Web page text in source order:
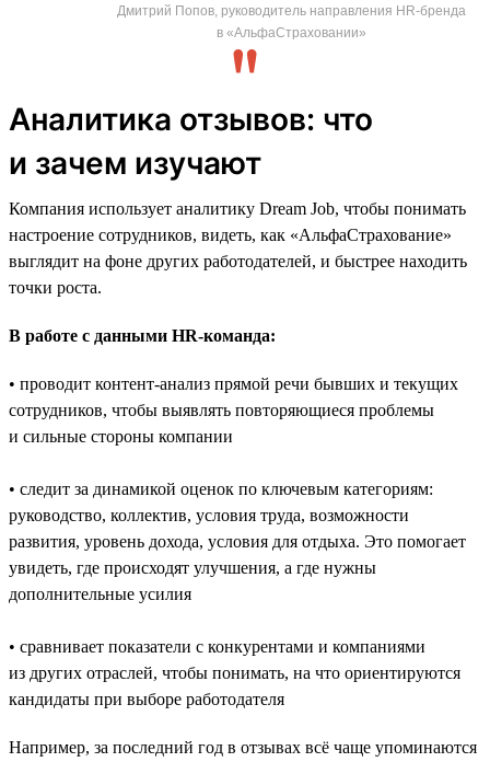
Дмитрий Попов, руководитель направления HR-бренда
в «АльфаСтраховании»
Аналитика отзывов: что
и зачем изучают
Компания использует аналитику Dream Job, чтобы понимать
настроение сотрудников, видеть, как «АльфаСтрахование»
выглядит на фоне других работодателей, и быстрее находить
точки роста.
В работе с данными HR-команда:
• проводит контент-анализ прямой речи бывших и текущих
сотрудников, чтобы выявлять повторяющиеся проблемы
и сильные стороны компании
• следит за динамикой оценок по ключевым категориям:
руководство, коллектив, условия труда, возможности
развития, уровень дохода, условия для отдыха. Это помогает
увидеть, где происходят улучшения, а где нужны
дополнительные усилия
• сравнивает показатели с конкурентами и компаниями
из других отраслей, чтобы понимать, на что ориентируются
кандидаты при выборе работодателя
Например, за последний год в отзывах всё чаще упоминаются